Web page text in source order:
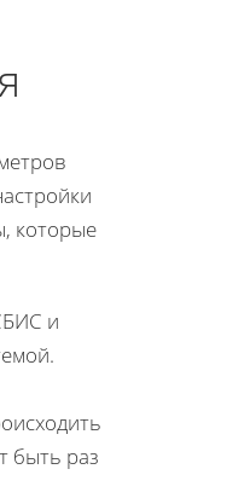
которые
и
быть раз